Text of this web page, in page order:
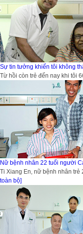
Sự tin tưởng khiến tôi không
Từ hồi còn trẻ đến nay khi tôi
Nữ bệnh nhân 22 tuổi người
Ti Xiang En, nữ bệnh nhân trẻ
toàn bộ]